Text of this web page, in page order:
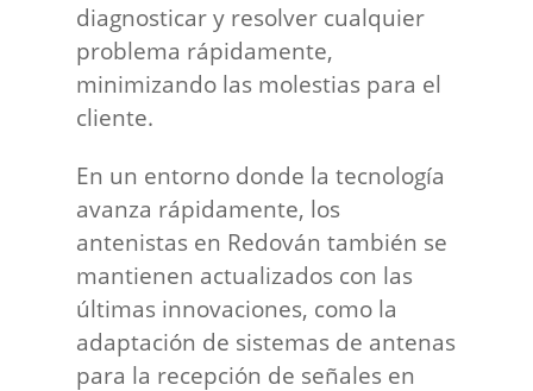
diagnosticar y resolver cualquier
problema rápidamente,
minimizando las molestias para el
cliente.
En un entorno donde la tecnología
avanza rápidamente, los
antenistas en Redován también se
mantienen actualizados con las
últimas innovaciones, como la
adaptación de sistemas de antenas
para la recepción de señales en